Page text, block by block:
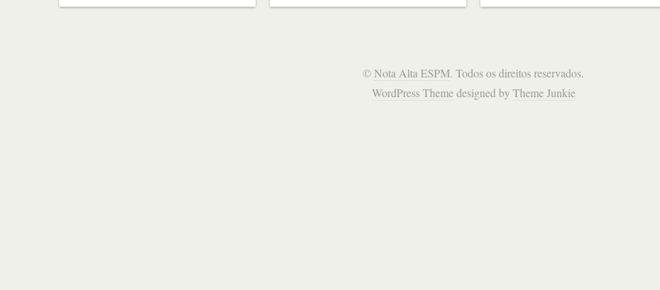
©Nota Alta ESPM. Todos os direitos reservados.
WordPress Themedesigned by Theme Junkie